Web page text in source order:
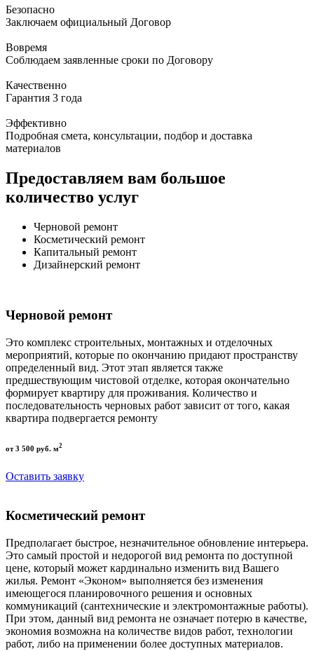
Безопасно
Заключаем официальный Договор
Вовремя
Соблюдаем заявленные сроки по Договору
Качественно
Гарантия 3 года
Эффективно
Подробная смета, консультации, подбор и доставка
материалов
Предоставляем вам большое
количество услуг
Черновой ремонт
Косметический ремонт
Капитальный ремонт
Дизайнерский ремонт
Черновой ремонт
Это комплекс строительных, монтажных и отделочных
мероприятий, которые по окончанию придают пространству
определенный вид. Этот этап является также
предшествующим чистовой отделке, которая окончательно
формирует квартиру для проживания. Количество и
последовательность черновых работ зависит от того, какая
квартира подвергается ремонту
от 3 500 руб. м2
Оставить заявку
Косметический ремонт
Предполагает быстрое, незначительное обновление интерьера.
Это самый простой и недорогой вид ремонта по доступной
цене, который может кардинально изменить вид Вашего
жилья. Ремонт «Эконом» выполняется без изменения
имеющегося планировочного решения и основных
коммуникаций (сантехнические и электромонтажные работы).
При этом, данный вид ремонта не означает потерю в качестве,
экономия возможна на количестве видов работ, технологии
работ, либо на применении более доступных материалов.